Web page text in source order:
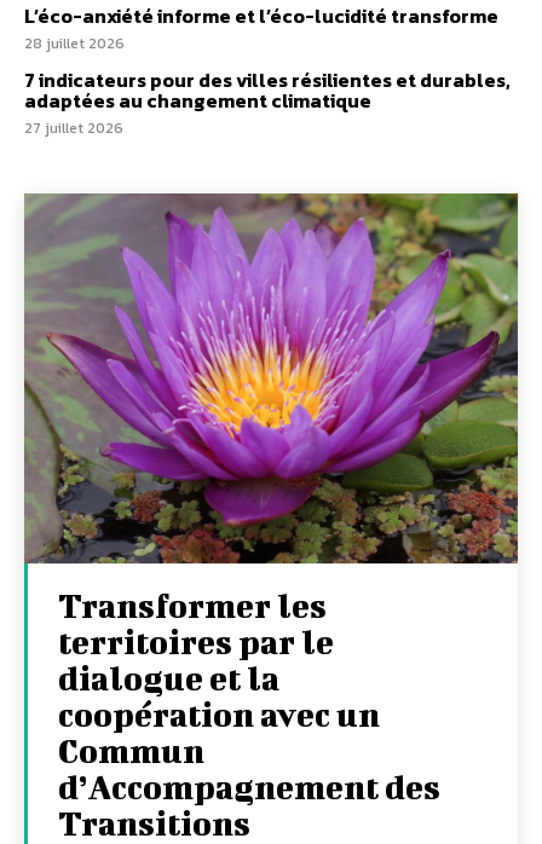
L’éco-anxiété informe et l’éco-lucidité transforme
28 juillet 2026
7 indicateurs pour des villes résilientes et durables,
adaptées au changement climatique
27 juillet 2026
Transformer les
territoires par le
dialogue et la
coopération avec un
Commun
d’Accompagnement des
Transitions